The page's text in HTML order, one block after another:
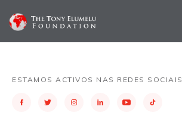
ESTAMOS ACTIVOS NAS REDES SOCIAIS